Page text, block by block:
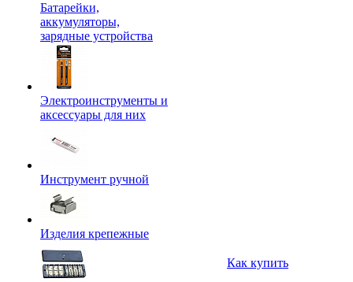
Батарейки,
аккумуляторы,
зарядные устройства
Электроинструменты и
аксессуары для них
Инструмент ручной
Изделия крепежные
Как купить